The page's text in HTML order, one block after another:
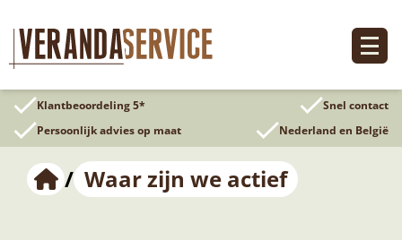
naar
de
Klantbeoordeling 5*
Snel contact
Persoonlijk advies op maat
Nederland en België
/ Waar zijn we actief